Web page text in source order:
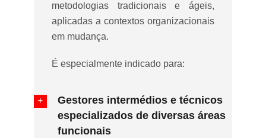
metodologias tradicionais e ágeis,
aplicadas a contextos organizacionais
em mudança.
É especialmente indicado para:
Gestores intermédios e técnicos
especializados de diversas áreas
funcionais